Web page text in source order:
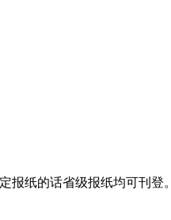
报纸的话省级报纸均可刊登。